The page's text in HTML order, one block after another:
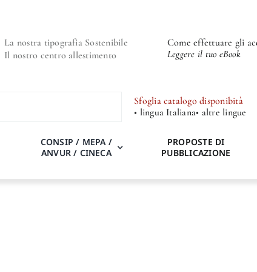
La nostra tipografia Sostenibile
Il nostro centro allestimento
Come effettuare gli
Leggere il tuo eBook
Sfoglia catalogo disponibità
• lingua Italiana• altre lingue
CONSIP / MEPA /
ANVUR / CINECA
PROPOSTE DI
PUBBLICAZIONE